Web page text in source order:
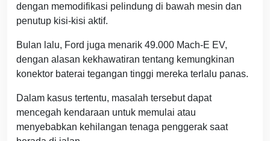
dengan memodifikasi pelindung di bawah mesin dan
penutup kisi-kisi aktif.
Bulan lalu, Ford juga menarik 49.000 Mach-E EV,
dengan alasan kekhawatiran tentang kemungkinan
konektor baterai tegangan tinggi mereka terlalu panas.
Dalam kasus tertentu, masalah tersebut dapat
mencegah kendaraan untuk memulai atau
menyebabkan kehilangan tenaga penggerak saat